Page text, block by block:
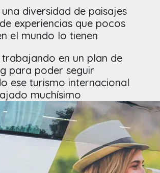
diversidad de paisajes
experiencias que pocos
el mundo lo tienen
trabajando en un plan de
para poder seguir
ese turismo internacional
muchísimo